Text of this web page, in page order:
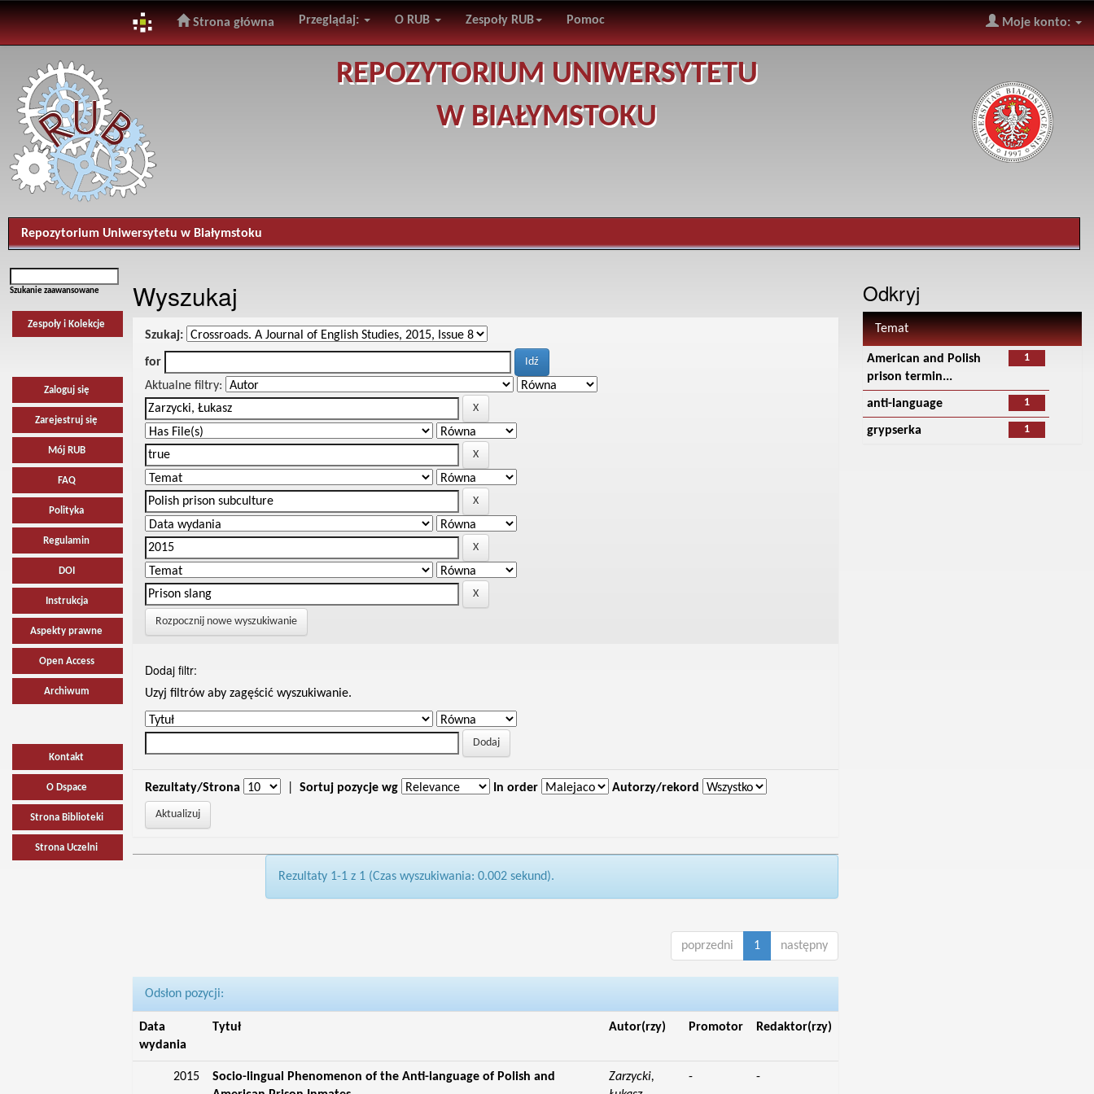
navigation
Strona główna Przeglądaj: O RUB Zespoły RUB Pomoc Moje konto:
REPOZYTORIUM UNIWERSYTETU
W BIAŁYMSTOKU
Repozytorium Uniwersytetu w Białymstoku
Szukanie zaawansowane
Zespoły i Kolekcje
Zaloguj się
Zarejestruj się
Mój RUB
FAQ
Polityka
Regulamin
DOI
Instrukcja
Aspekty prawne
Open Access
Archiwum
Kontakt
O Dspace
Strona Biblioteki
Strona Uczelni
Wyszukaj
Szukaj:
for
Aktualne filtry:
Rozpocznij nowe wyszukiwanie
Dodaj filtr:
Uzyj filtrów aby zagęścić wyszukiwanie.
Rezultaty/Strona Sortuj pozycje wg In order Autorzy/rekord
Rezultaty 1-1 z 1 (Czas wyszukiwania: 0.002 sekund).
poprzedni 1 następny
Odsłon pozycji:
Data
wydania
Tytuł Autor(rzy) Promotor Redaktor(rzy)
2015
Socio-lingual Phenomenon of the Anti-language of Polish and
Zarzycki,
- -
Odkryj
Temat
1
American and Polish
prison termin...
1
anti-language
1
grypserka